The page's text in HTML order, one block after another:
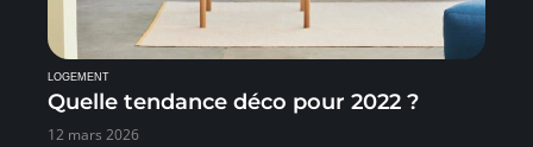
LOGEMENT
Quelle tendance déco pour 2022 ?
12 mars 2026